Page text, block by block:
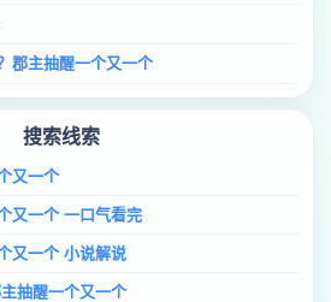
郡主抽醒一个又一个
搜索线索
又一个
又一个 一口气看完
又一个 小说解说
抽醒一个又一个